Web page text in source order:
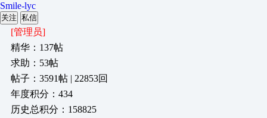
Smile-lyc
关注 私信
[管理员]
精华：137帖
求助：53帖
帖子：3591帖 | 22853回
年度积分：434
历史总积分：158825